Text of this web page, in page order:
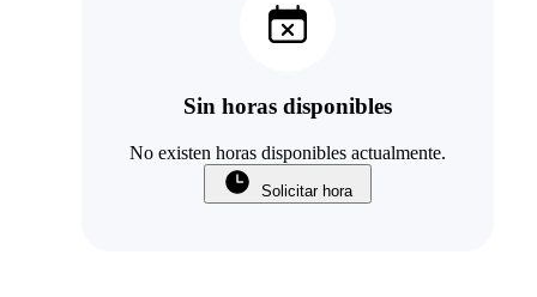
Sin horas disponibles
No existen horas disponibles actualmente.
Solicitar hora